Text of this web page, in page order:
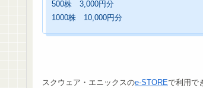
500株 3,000円分
1000株 10,000円分
スクウェア・エニックスのe-STOREで利用で